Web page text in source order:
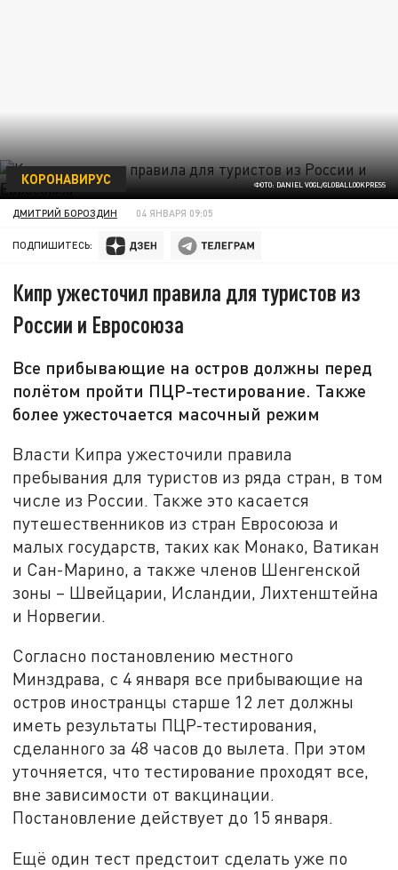
ФОТО: DANIEL VOGL/GLOBALLOOKPRESS
КОРОНАВИРУС
ДМИТРИЙ БОРОЗДИН 04 ЯНВАРЯ 09:05
ПОДПИШИТЕСЬ:
Кипр ужесточил правила для туристов из
России и Евросоюза
Все прибывающие на остров должны перед
полётом пройти ПЦР-тестирование. Также
более ужесточается масочный режим
Власти Кипра ужесточили правила
пребывания для туристов из ряда стран, в том
числе из России. Также это касается
путешественников из стран Евросоюза и
малых государств, таких как Монако, Ватикан
и Сан-Марино, а также членов Шенгенской
зоны – Швейцарии, Исландии, Лихтенштейна
и Норвегии.
Согласно постановлению местного
Минздрава, с 4 января все прибывающие на
остров иностранцы старше 12 лет должны
иметь результаты ПЦР-тестирования,
сделанного за 48 часов до вылета. При этом
уточняется, что тестирование проходят все,
вне зависимости от вакцинации.
Постановление действует до 15 января.
Ещё один тест предстоит сделать уже по